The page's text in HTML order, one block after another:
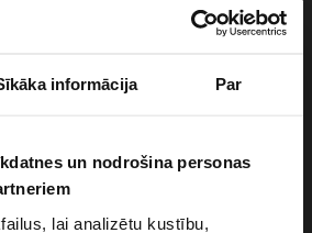
informācija Par
un nodrošina personas
lai analizētu kustību,